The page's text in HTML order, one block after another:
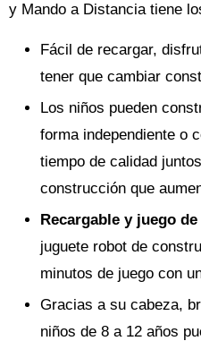
y Mando a Distancia tiene
Fácil de recargar,
tener que cambiar
Los niños pueden
forma independiente o
tiempo de calidad
construcción que
Recargable y juego
juguete robot de
minutos de juego con
Gracias a su cabeza,
niños de 8 a 12 años